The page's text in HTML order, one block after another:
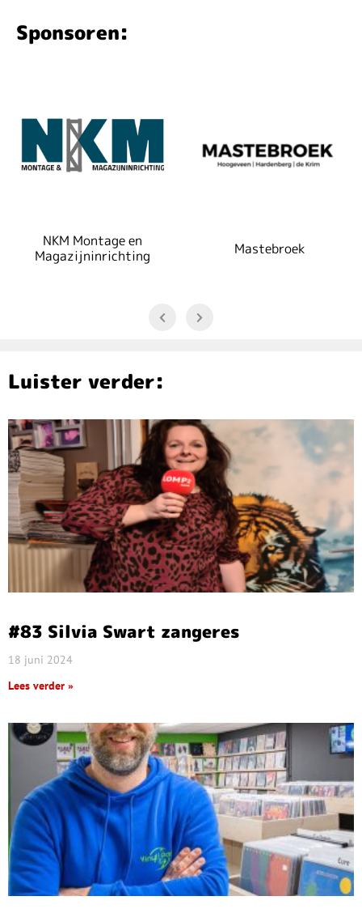
Sponsoren:
NKM Montage en
Magazijninrichting
Mastebroek
Luister verder:
#83 Silvia Swart zangeres
18 juni 2024
Lees verder »